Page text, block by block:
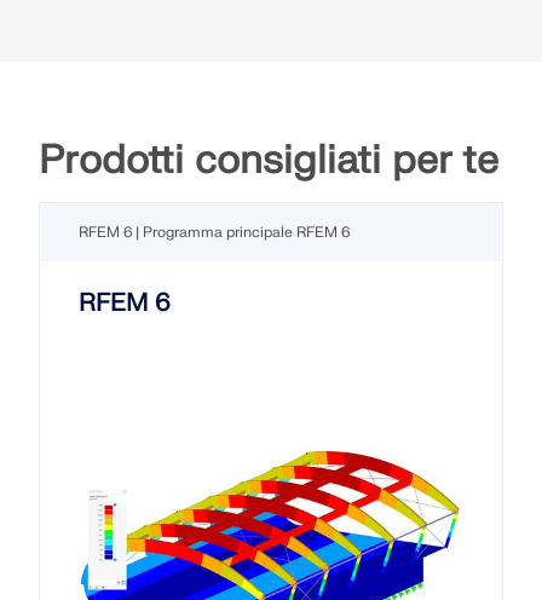
Prodotti consigliati per te
RFEM 6 | Programma principale RFEM 6
RFEM 6